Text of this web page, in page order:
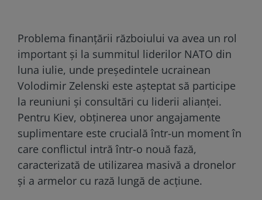
Problema finanțării războiului va avea un rol
important și la summitul liderilor NATO din
luna iulie, unde președintele ucrainean
Volodimir Zelenski este așteptat să participe
la reuniuni și consultări cu liderii alianței.
Pentru Kiev, obținerea unor angajamente
suplimentare este crucială într-un moment în
care conflictul intră într-o nouă fază,
caracterizată de utilizarea masivă a dronelor
și a armelor cu rază lungă de acțiune.